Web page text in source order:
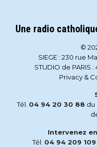
Une radio
©
SIEGE : 230 rue
STUDIO de PARIS
Privacy &
Tél. 04 94 20 30 88 du
Intervenez
Tél. 04 94 209 109